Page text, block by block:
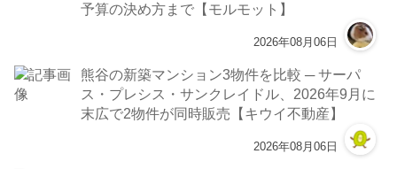
予算の決め方まで【モルモット】
2026年08月06日
熊谷の新築マンション3物件を比較 ─ サーパ
ス・プレシス・サンクレイドル、2026年9月に
末広で2物件が同時販売【キウイ不動産】
2026年08月06日